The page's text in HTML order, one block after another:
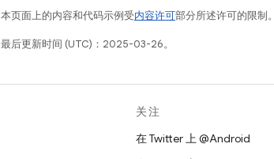
本页面上的内容和代码示例受内容许可部分所述许可的限制
最后更新时间 (UTC)：2025-03-26。
关注
在 Twitter 上 @Android